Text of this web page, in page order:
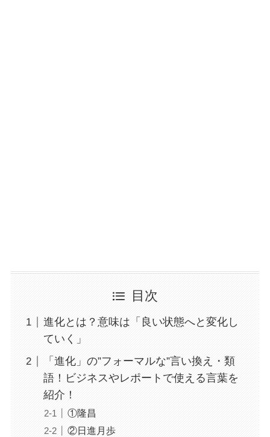
目次
進化とは？意味は「良い状態へと変化し
ていく」
「進化」の”フォーマルな”言い換え・類
語！ビジネスやレポートで使える言葉を
紹介！
①隆昌
②日進月歩